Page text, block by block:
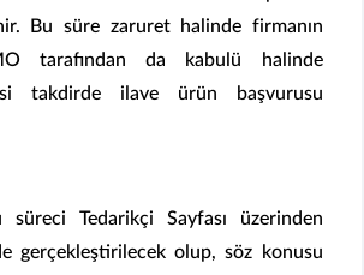
Bu süre zaruret halinde firmanın
tarafından da kabulü halinde
takdirde ilave ürün başvurusu
süreci Tedarikçi Sayfası üzerinden
gerçekleştirilecek olup, söz konusu